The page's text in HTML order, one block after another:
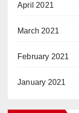
April 2021
March 2021
February 2021
January 2021